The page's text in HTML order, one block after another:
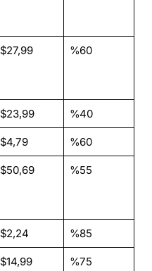
$27,99 %60
$23,99 %40
$4,79 %60
$50,69 %55
$2,24 %85
$14,99 %75